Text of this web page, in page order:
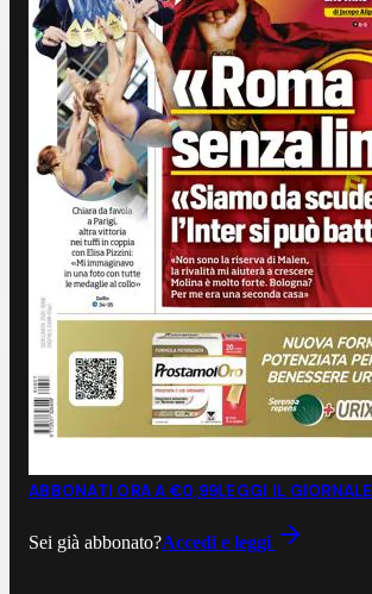
ABBONATI ORA A €0,99LEGGI IL GIORNALE
Sei già abbonato?Accedi e leggi